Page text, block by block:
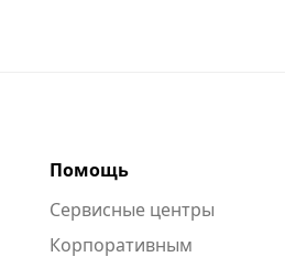
Помощь
Сервисные центры
Корпоративным